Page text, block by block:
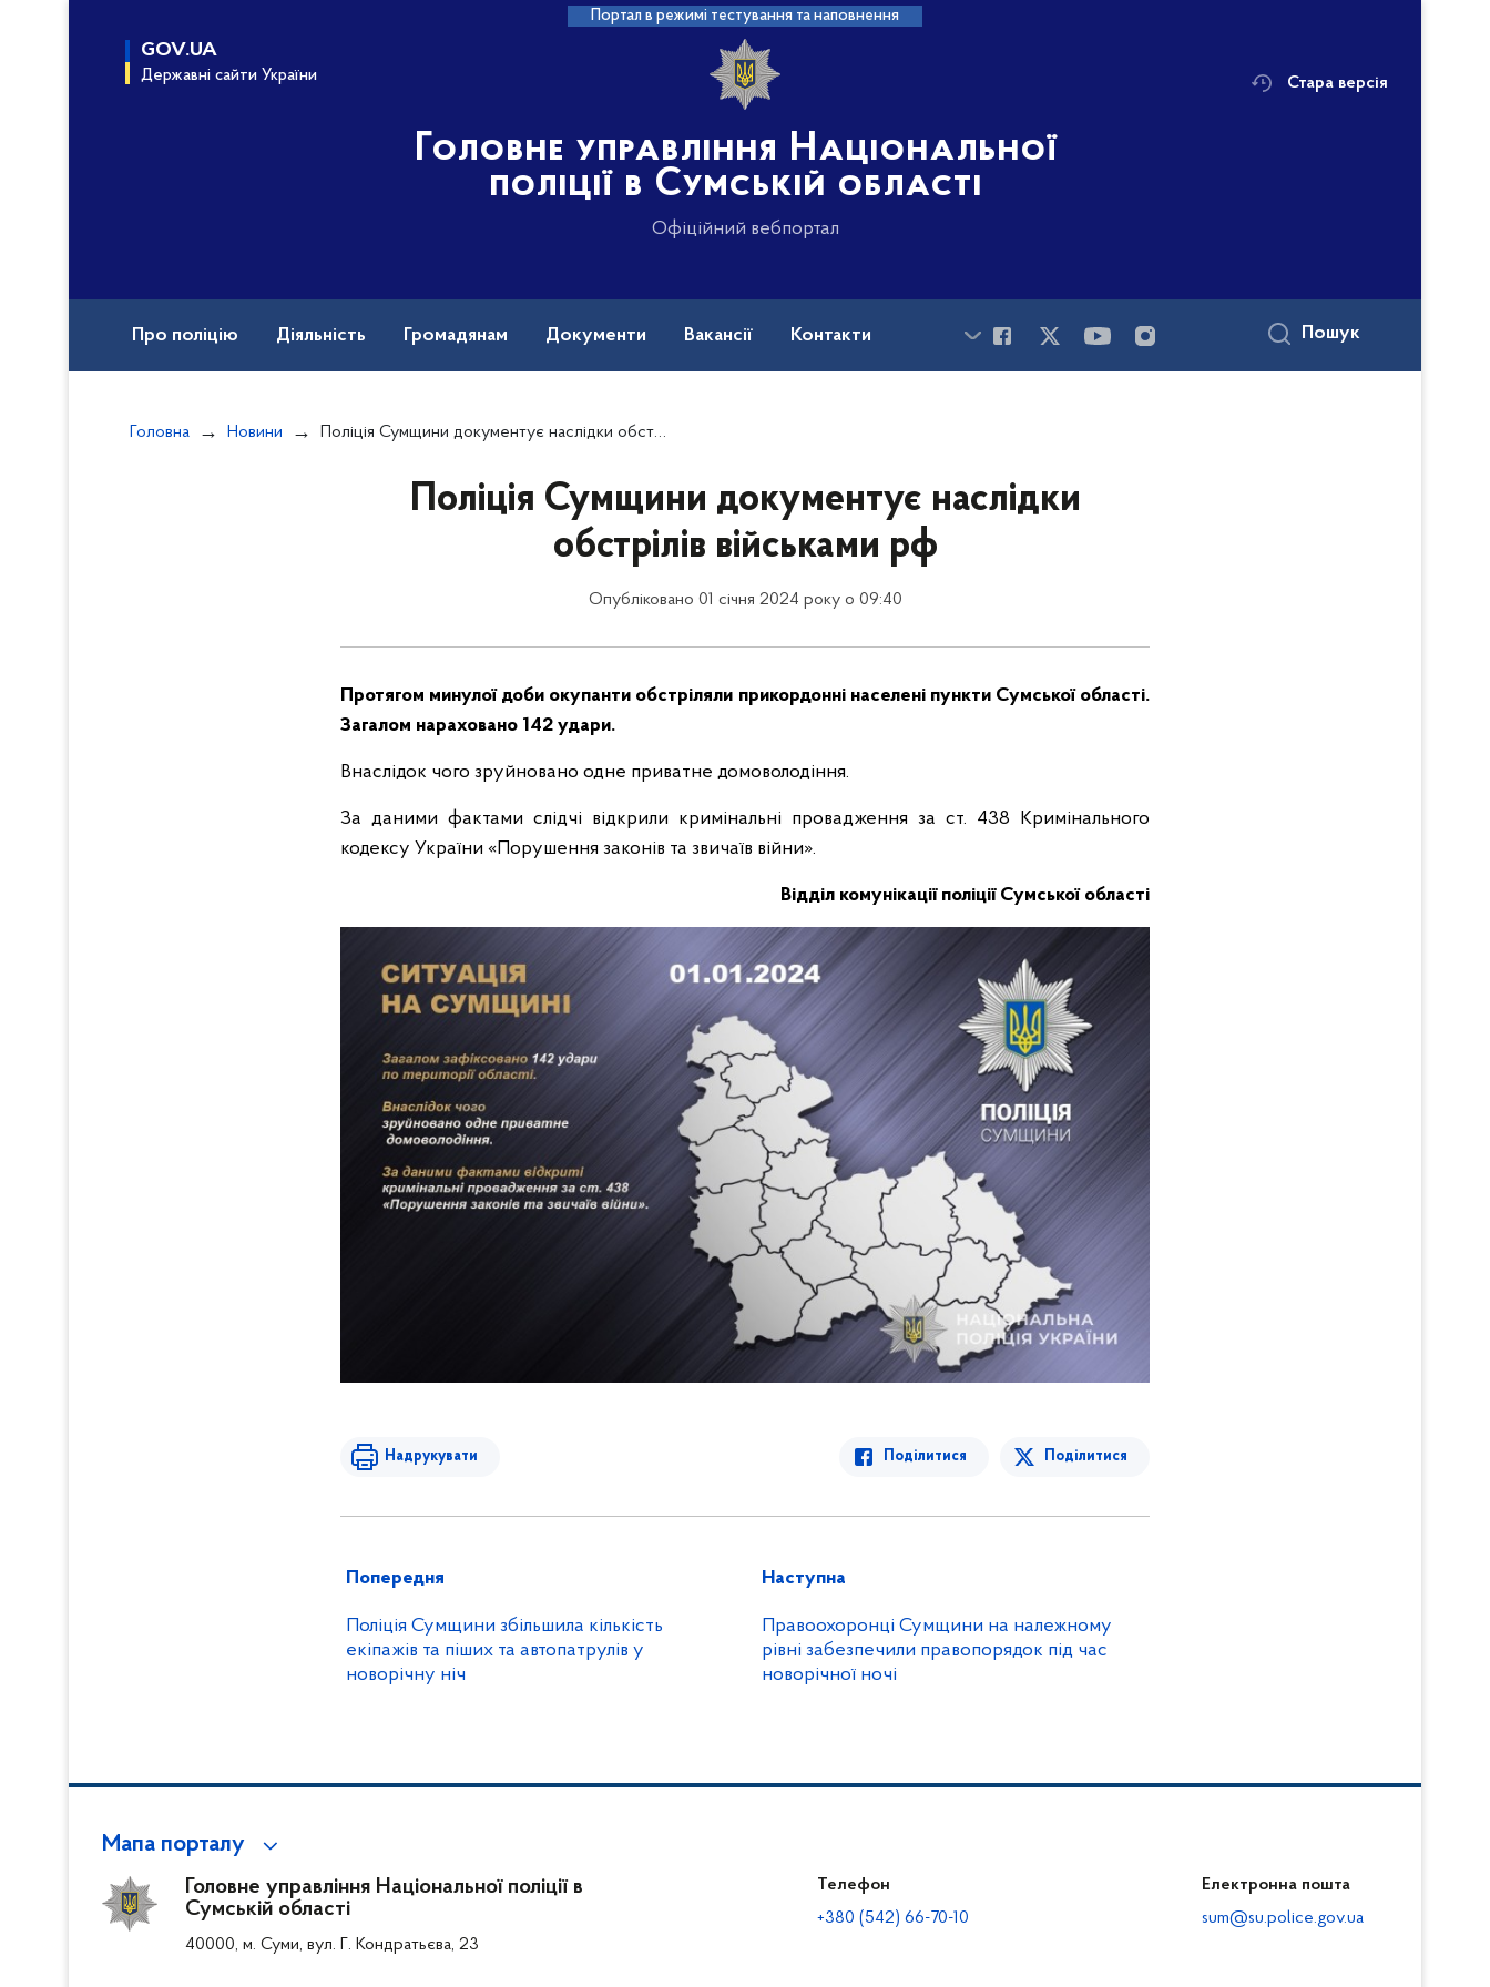
Портал в режимі тестування та наповнення
GOV.UA
Державні сайти України
Головне управління Національної
поліції в Сумській області
Офіційний вебпортал
Стара версія
Про поліцію Діяльність Громадянам Документи Вакансії Контакти Пошук
Головна Новини Поліція Сумщини документує наслідки обстрілів військами рф
Поліція Сумщини документує наслідки
обстрілів військами рф
Опубліковано 01 січня 2024 року о 09:40
Протягом минулої доби окупанти обстріляли прикордонні населені пункти Сумської області.
Загалом нараховано 142 удари.
Внаслідок чого зруйновано одне приватне домоволодіння.
За даними фактами слідчі відкрили кримінальні провадження за ст. 438 Кримінального
кодексу України «Порушення законів та звичаїв війни».
Відділ комунікації поліції Сумської області
Надрукувати Поділитися Поділитися
Попередня
Поліція Сумщини збільшила кількість
екіпажів та піших та автопатрулів у
новорічну ніч
Наступна
Правоохоронці Сумщини на належному
рівні забезпечили правопорядок під час
новорічної ночі
Мапа порталу
Головне управління Національної поліції в
Сумській області
40000, м. Суми, вул. Г. Кондратьєва, 23
Телефон
+380 (542) 66-70-10
Електронна пошта
sum@su.police.gov.ua